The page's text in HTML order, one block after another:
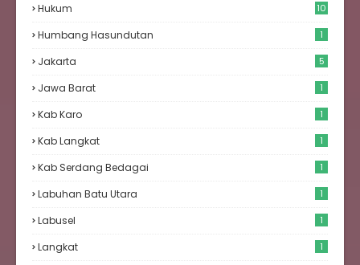
Hukum 10
Humbang Hasundutan 1
Jakarta 5
Jawa Barat 1
Kab Karo 1
Kab Langkat 1
Kab Serdang Bedagai 1
Labuhan Batu Utara 1
Labusel 1
Langkat 1